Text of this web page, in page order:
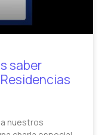
saber
nuestros